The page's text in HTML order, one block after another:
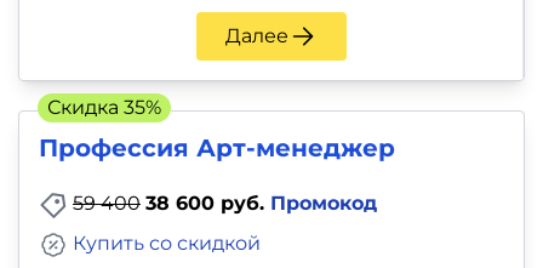
Далее
Профессия Арт-менеджер
59 400 38 600 руб. Промокод
Купить со скидкой
Скидка 35%